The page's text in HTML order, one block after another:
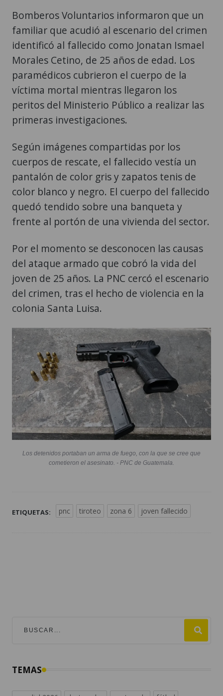
Bomberos Voluntarios informaron que un
familiar que acudió al escenario del crimen
identificó al fallecido como Jonatan Ismael
Morales Cetino, de 25 años de edad. Los
paramédicos cubrieron el cuerpo de la
víctima mortal mientras llegaron los
peritos del Ministerio Público a realizar las
primeras investigaciones.
Según imágenes compartidas por los
cuerpos de rescate, el fallecido vestía un
pantalón de color gris y zapatos tenis de
color blanco y negro. El cuerpo del fallecido
quedó tendido sobre una banqueta y
frente al portón de una vivienda del sector.
Por el momento se desconocen las causas
del ataque armado que cobró la vida del
joven de 25 años. La PNC cercó el escenario
del crimen, tras el hecho de violencia en la
colonia Santa Luisa.
Los detenidos portaban un arma de fuego, con la que se cree que
cometieron el asesinato. - PNC de Guatemala.
ETIQUETAS: pnc tiroteo zona 6 joven fallecido
mundial 2026